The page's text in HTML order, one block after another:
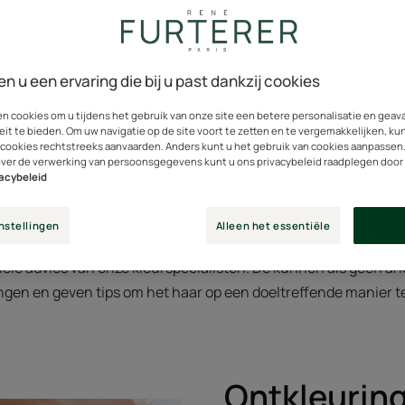
of te voorzien van highlights of een balayage, worden
haar kunnen beschadigen. Ze moeten met zorg worden
te herstellen en ze te beschermen tegen alledaagse
die speciaal ontworpen zijn voor de behoeften
Ze zullen hun pure, blonde glans langer behouden.
advies van onze kleurspecialisten. De kunnen als geen
en geven tips om het haar op een doeltreffende manier
u een ervaring die bij u past dankzij cookies
cookies om u tijdens het gebruik van onze site een betere personalisatie en
te bieden. Om uw navigatie op de site voort te zetten en te vergemakkelijken,
rechtstreeks aanvaarden. Anders kunt u het gebruik van cookies
de verwerking van persoonsgegevens kunt u ons privacybeleid raadplegen
Alleen het essentiële